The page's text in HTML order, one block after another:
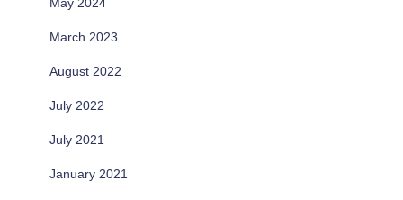
March 2023
August 2022
July 2022
July 2021
January 2021